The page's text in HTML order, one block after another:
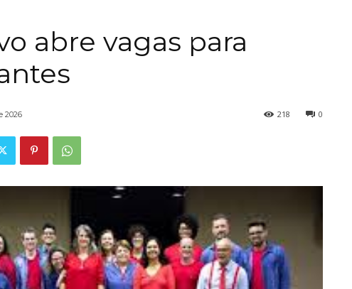
abre vagas para
2026 0
218